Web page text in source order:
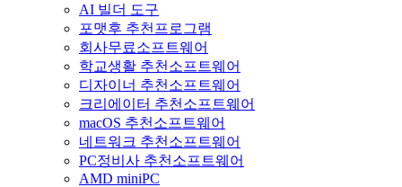
AI 빌더 도구
포맷후 추천프로그램
회사무료소프트웨어
학교생활 추천소프트웨어
디자이너 추천소프트웨어
크리에이터 추천소프트웨어
macOS 추천소프트웨어
네트워크 추천소프트웨어
PC정비사 추천소프트웨어
AMD miniPC